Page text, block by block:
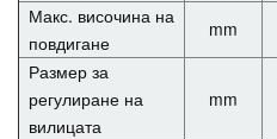
Макс. височина на
повдигане
mm
Размер за
регулиране на
вилицата
mm